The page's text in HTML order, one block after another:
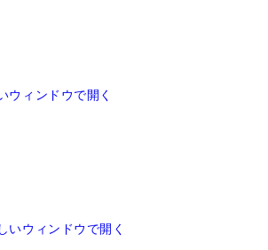
ウィンドウで開く
いウィンドウで開く